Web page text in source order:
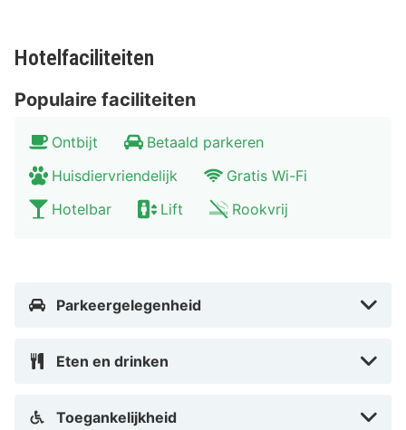
Hotelfaciliteiten
Populaire faciliteiten
Ontbijt
Betaald parkeren
Huisdiervriendelijk
Gratis Wi-Fi
Hotelbar
Lift Rookvrij
Parkeergelegenheid
Eten en drinken
Toegankelijkheid